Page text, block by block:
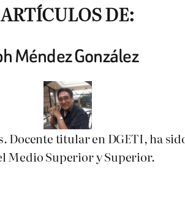
ARTÍCULOS DE:
Méndez González
titular en DGETI, ha
Medio Superior y Superior.